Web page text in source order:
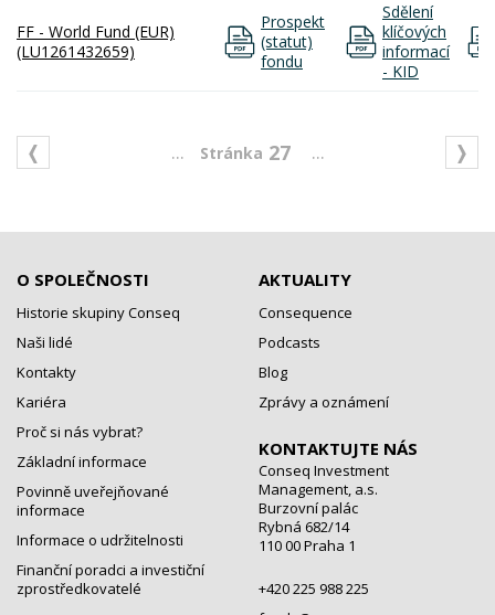
FF - World Fund (EUR)
(LU1261432659)
Prospekt
(statut)
fondu
Sdělení
klíčových
informací
- KID
... 27 ...
O SPOLEČNOSTI
Historie skupiny Conseq
Naši lidé
Kontakty
Kariéra
Proč si nás vybrat?
Základní informace
Povinně uveřejňované
informace
Informace o udržitelnosti
Finanční poradci a investiční
zprostředkovatelé
AKTUALITY
Consequence
Podcasts
Blog
Zprávy a oznámení
KONTAKTUJTE NÁS
Conseq Investment
Management, a.s.
Burzovní palác
Rybná 682/14
110 00 Praha 1
+420 225 988 225